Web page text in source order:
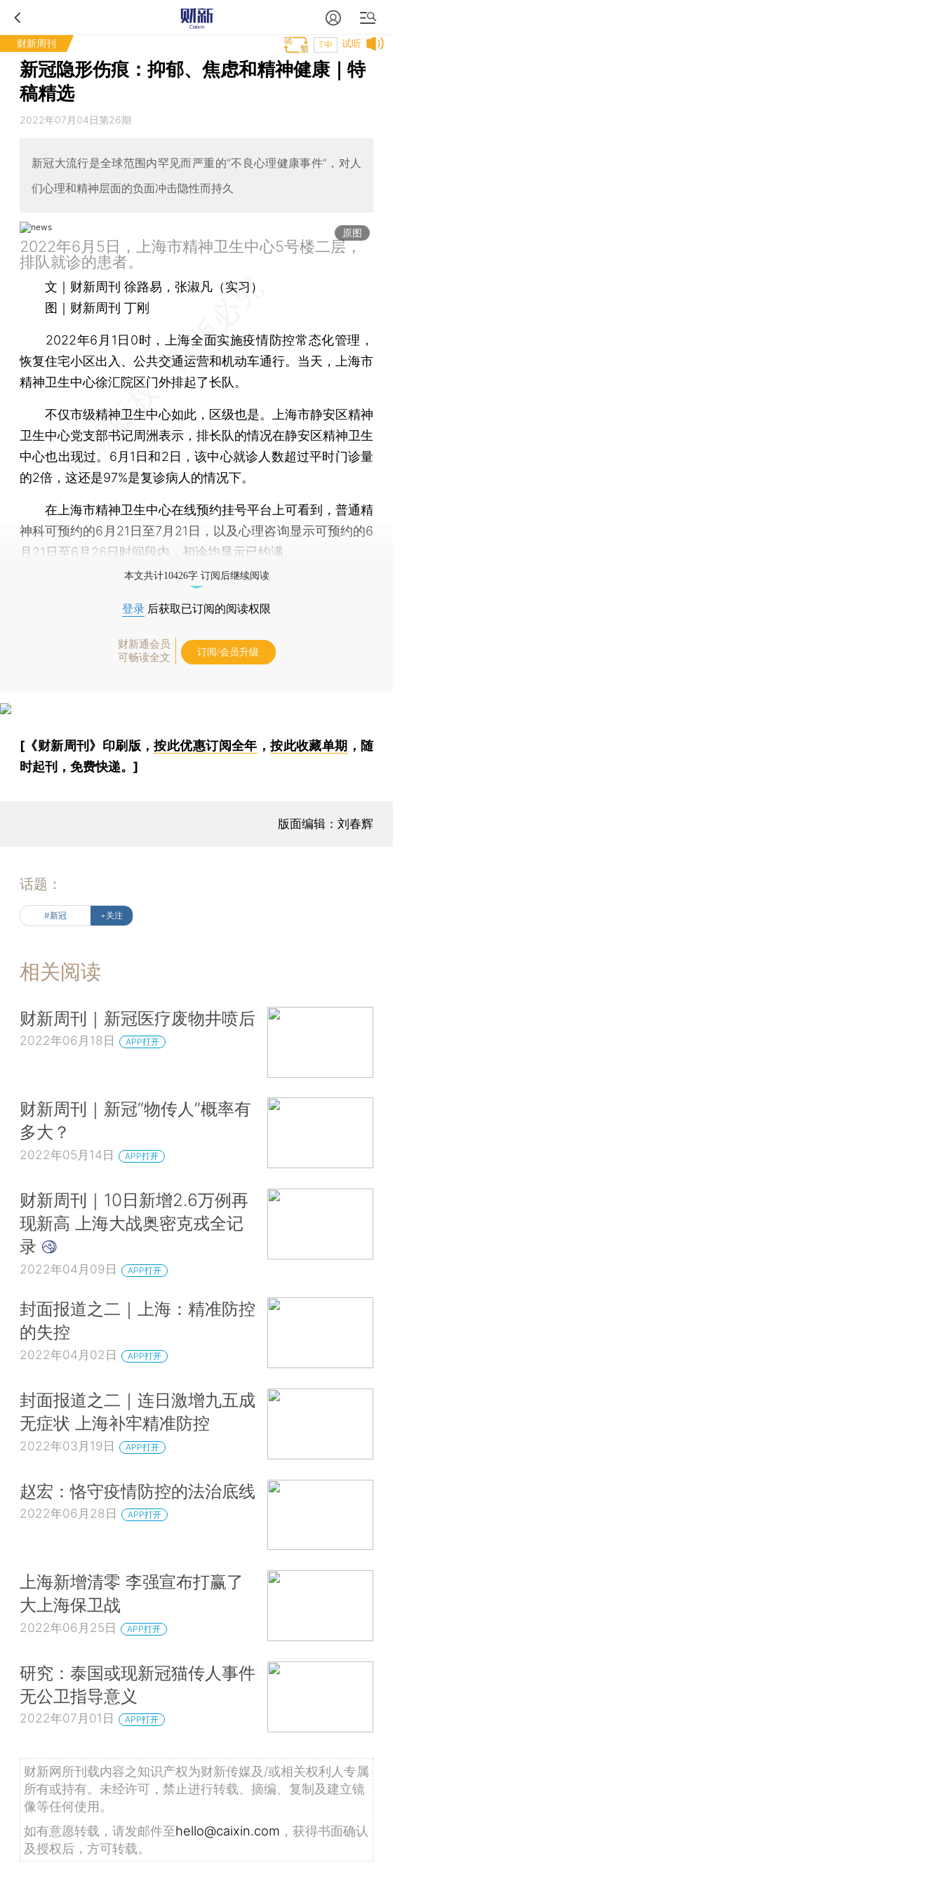
财新周刊 试听
T中
新冠隐形伤痕：抑郁、焦虑和精神健康｜特
稿精选
2022年07月04日第26期
新冠大流行是全球范围内罕见而严重的“不良心理健康事件”，对人
们心理和精神层面的负面冲击隐性而持久
原图
2022年6月5日，上海市精神卫生中心5号楼二层，
排队就诊的患者。
文｜财新周刊 徐路易，张淑凡（实习）
图｜财新周刊 丁刚
2022年6月1日0时，上海全面实施疫情防控常态化管理，
恢复住宅小区出入、公共交通运营和机动车通行。当天，上海市
精神卫生中心徐汇院区门外排起了长队。
不仅市级精神卫生中心如此，区级也是。上海市静安区精神
卫生中心党支部书记周洲表示，排长队的情况在静安区精神卫生
中心也出现过。6月1日和2日，该中心就诊人数超过平时门诊量
的2倍，这还是97%是复诊病人的情况下。
在上海市精神卫生中心在线预约挂号平台上可看到，普通精
神科可预约的6月21日至7月21日，以及心理咨询显示可预约的6
月21日至6月26日时间段内，初诊均显示已约满。
本文共计10426字 订阅后继续阅读
登录 后获取已订阅的阅读权限
财新通会员
可畅读全文
订阅/会员升级
[《财新周刊》印刷版，按此优惠订阅全年 ，按此收藏单期 ，随
时起刊，免费快递。]
版面编辑：刘春辉
话题：
#新冠 +关注
相关阅读
财新周刊｜新冠医疗废物井喷后
2022年06月18日 APP打开
财新周刊｜新冠“物传人”概率有
多大？
2022年05月14日 APP打开
财新周刊｜10日新增2.6万例再
现新高 上海大战奥密克戎全记
录
2022年04月09日 APP打开
封面报道之二｜上海：精准防控
的失控
2022年04月02日 APP打开
封面报道之二｜连日激增九五成
无症状 上海补牢精准防控
2022年03月19日 APP打开
赵宏：恪守疫情防控的法治底线
2022年06月28日 APP打开
上海新增清零 李强宣布打赢了
大上海保卫战
2022年06月25日 APP打开
研究：泰国或现新冠猫传人事件
无公卫指导意义
2022年07月01日 APP打开
财新网所刊载内容之知识产权为财新传媒及/或相关权利人专属
所有或持有。未经许可，禁止进行转载、摘编、复制及建立镜
像等任何使用。
如有意愿转载，请发邮件至hello@caixin.com ，获得书面确认
及授权后，方可转载。